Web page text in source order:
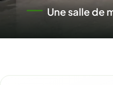
Un